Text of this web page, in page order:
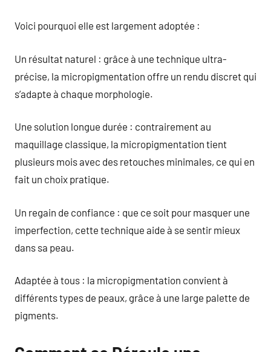
Voici pourquoi elle est largement adoptée :
Un résultat naturel : grâce à une technique ultra-
précise, la micropigmentation offre un rendu discret qui
s’adapte à chaque morphologie.
Une solution longue durée : contrairement au
maquillage classique, la micropigmentation tient
plusieurs mois avec des retouches minimales, ce qui en
fait un choix pratique.
Un regain de confiance : que ce soit pour masquer une
imperfection, cette technique aide à se sentir mieux
dans sa peau.
Adaptée à tous : la micropigmentation convient à
différents types de peaux, grâce à une large palette de
pigments.